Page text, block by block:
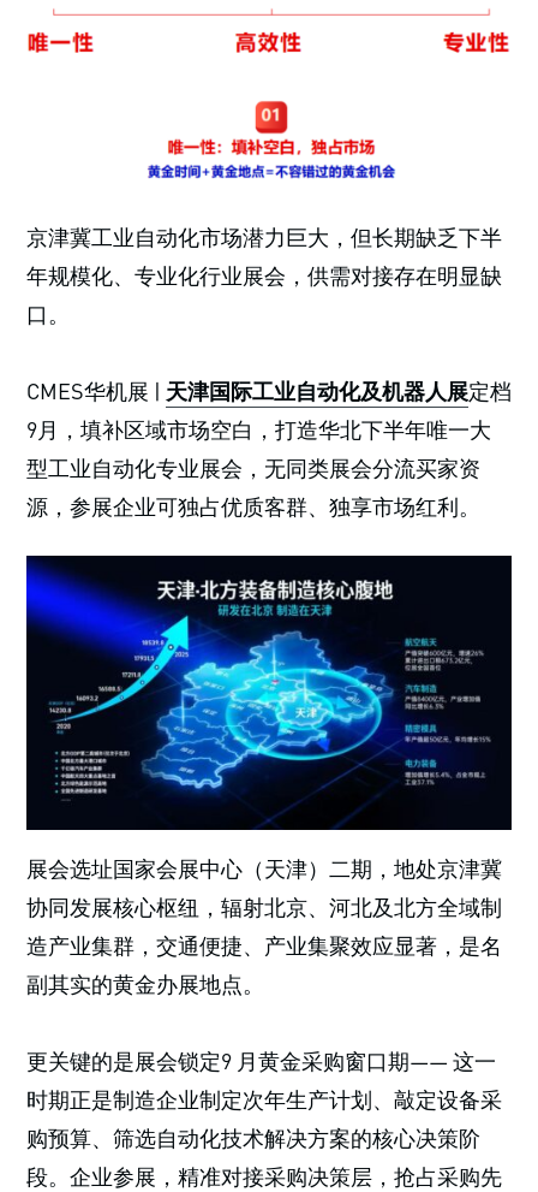
京津冀工业自动化市场潜力巨大，但长期缺乏下半
年规模化、专业化行业展会，供需对接存在明显缺
口。
CMES华机展 | 天津国际工业自动化及机器人展定档
9月，填补区域市场空白，打造华北下半年唯一大
型工业自动化专业展会，无同类展会分流买家资
源，参展企业可独占优质客群、独享市场红利。
展会选址国家会展中心（天津）二期，地处京津冀
协同发展核心枢纽，辐射北京、河北及北方全域制
造产业集群，交通便捷、产业集聚效应显著，是名
副其实的黄金办展地点。
更关键的是展会锁定9 月黄金采购窗口期—— 这一
时期正是制造企业制定次年生产计划、敲定设备采
购预算、筛选自动化技术解决方案的核心决策阶
段。企业参展，精准对接采购决策层，抢占采购先